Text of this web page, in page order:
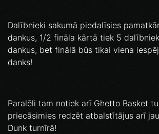
Dalībnieki sakumā piedalīsies
dankus, 1/2 fināla kārtā tiek 5
dankus, bet finālā būs tikai viena
danks!
Paralēli tam notiek arī Ghetto Basket
priecāsimies redzēt atbalstītājus arī
Dunk turnīrā!